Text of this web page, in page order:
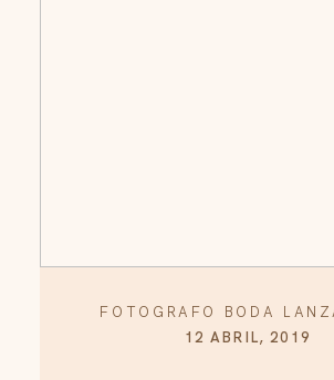
FOTOGRAFO BODA
12 ABRIL, 2019